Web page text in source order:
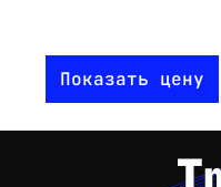
Показать цену